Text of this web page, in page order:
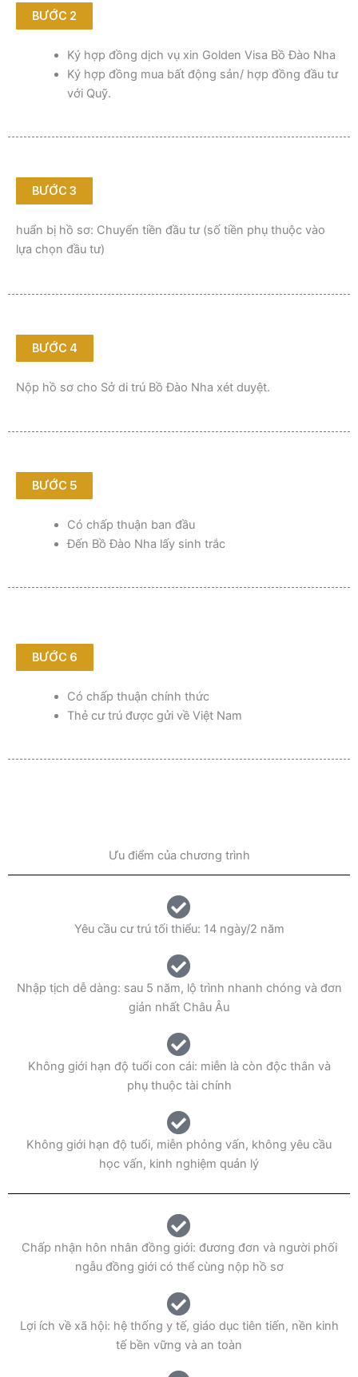
BƯỚC 2
Ký hợp đồng dịch vụ xin Golden Visa Bồ Đào Nha
Ký hợp đồng mua bất động sản/ hợp đồng đầu tư
với Quỹ.
BƯỚC 3
huẩn bị hồ sơ: Chuyển tiền đầu tư (số tiền phụ thuộc vào
lựa chọn đầu tư)
BƯỚC 4
Nộp hồ sơ cho Sở di trú Bồ Đào Nha xét duyệt.
BƯỚC 5
Có chấp thuận ban đầu
Đến Bồ Đào Nha lấy sinh trắc
BƯỚC 6
Có chấp thuận chính thức
Thẻ cư trú được gửi về Việt Nam
Ưu điểm của chương trình
Yêu cầu cư trú tối thiểu: 14 ngày/2 năm
Nhập tịch dễ dàng: sau 5 năm, lộ trình nhanh chóng và đơn
giản nhất Châu Âu
Không giới hạn độ tuổi con cái: miễn là còn độc thân và
phụ thuộc tài chính
Không giới hạn độ tuổi, miễn phỏng vấn, không yêu cầu
học vấn, kinh nghiệm quản lý
Chấp nhận hôn nhân đồng giới: đương đơn và người phối
ngẫu đồng giới có thể cùng nộp hồ sơ
Lợi ích về xã hội: hệ thống y tế, giáo dục tiên tiến, nền kinh
tế bền vững và an toàn